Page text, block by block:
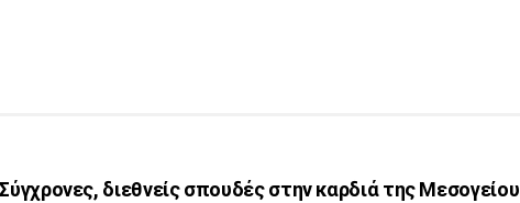
διεθνείς σπουδές στην καρδιά της Μεσογείου